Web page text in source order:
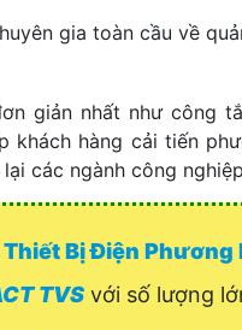
gia toàn cầu về
giản nhất như công
khách hàng cải tiến
các ngành công
Thiết Bị Điện Phương
TVS với số lượng